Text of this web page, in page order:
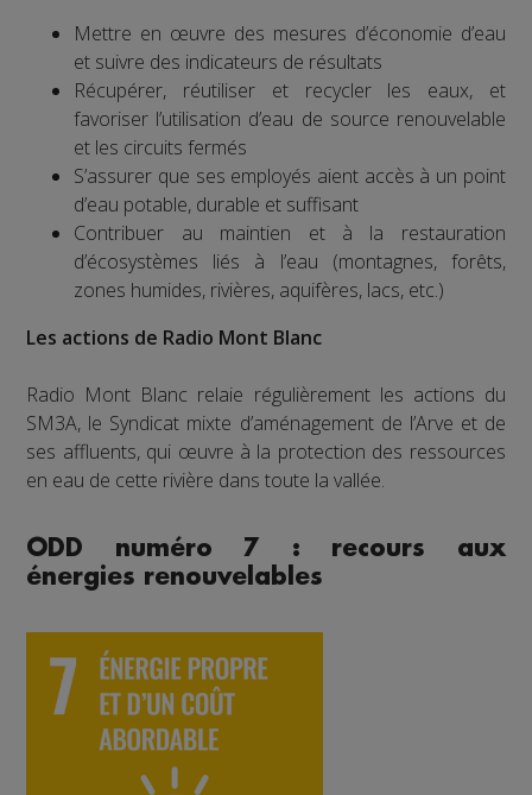
Mettre en œuvre des mesures d’économie d’eau
et suivre des indicateurs de résultats
Récupérer, réutiliser et recycler les eaux, et
favoriser l’utilisation d’eau de source renouvelable
et les circuits fermés
S’assurer que ses employés aient accès à un point
d’eau potable, durable et suffisant
Contribuer au maintien et à la restauration
d’écosystèmes liés à l’eau (montagnes, forêts,
zones humides, rivières, aquifères, lacs, etc.)
Les actions de Radio Mont Blanc
Radio Mont Blanc relaie régulièrement les actions du
SM3A, le Syndicat mixte d’aménagement de l’Arve et de
ses affluents, qui œuvre à la protection des ressources
en eau de cette rivière dans toute la vallée.
ODD numéro 7 : recours aux
énergies renouvelables